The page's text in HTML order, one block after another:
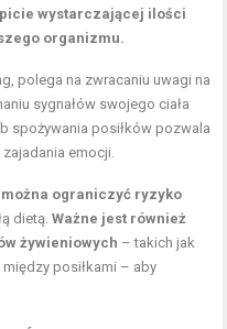
picie wystarczającej ilości
organizmu.
polega na zwracaniu uwagi na
sygnałów swojego ciała
spożywania posiłków pozwala
emocji.
ograniczyć ryzyko
dietą.Ważne jest również
żywieniowych – takich jak
posiłkami – aby